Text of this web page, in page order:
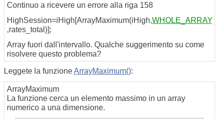
Continuo a ricevere un errore alla riga 158
HighSession=iHigh[ArrayMaximum(iHigh,WHOLE_ARRAY
,rates_total)];
Array fuori dall'intervallo. Qualche suggerimento su come
risolvere questo problema?
Leggete la funzioneArrayMaximum():
ArrayMaximum
La funzione cerca un elemento massimo in un array
numerico a una dimensione.